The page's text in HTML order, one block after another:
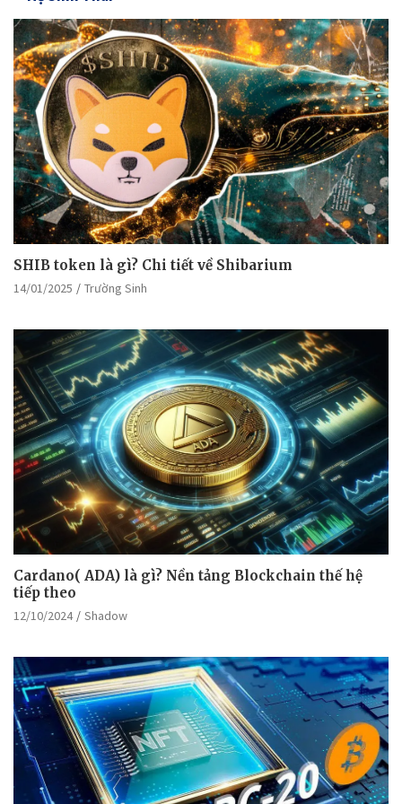
SHIB token là gì? Chi tiết về Shibarium
14/01/2025 Trường Sinh
Cardano( ADA) là gì? Nền tảng Blockchain thế hệ
tiếp theo
12/10/2024 Shadow